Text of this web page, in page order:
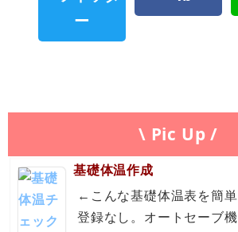
\ Pic Up /
基礎体温作成
←こんな基礎体温表を簡
登録なし。オートセーブ